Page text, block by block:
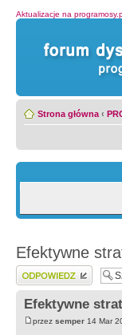
Aktualizacje na
Strona główna ‹
Efektywne
Wyślij odpowiedź
Efektywne
przez semper 14 Mar